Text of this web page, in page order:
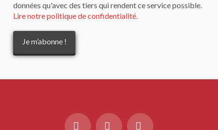
données qu'avec des tiers qui rendent ce service possible.
Lire notre politique de confidentialité.